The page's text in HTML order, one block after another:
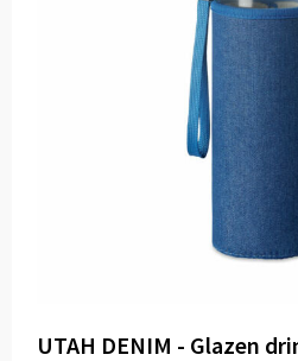
UTAH DENIM - Glazen